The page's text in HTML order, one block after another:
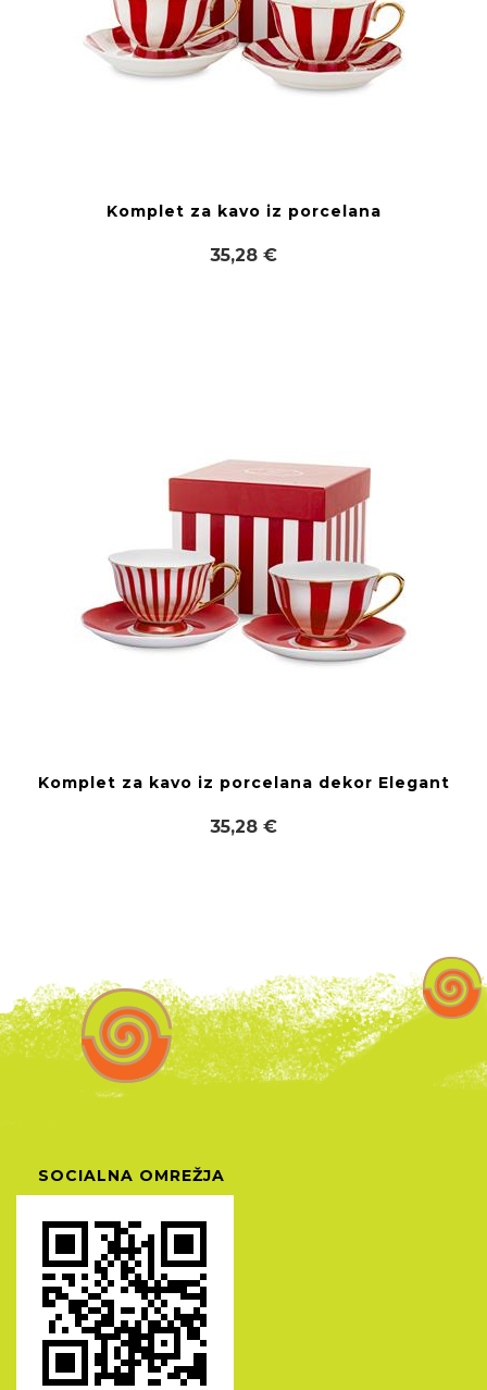
Komplet za kavo iz porcelana
35,28 €
Komplet za kavo iz porcelana dekor Elegant
35,28 €
SOCIALNA OMREŽJA